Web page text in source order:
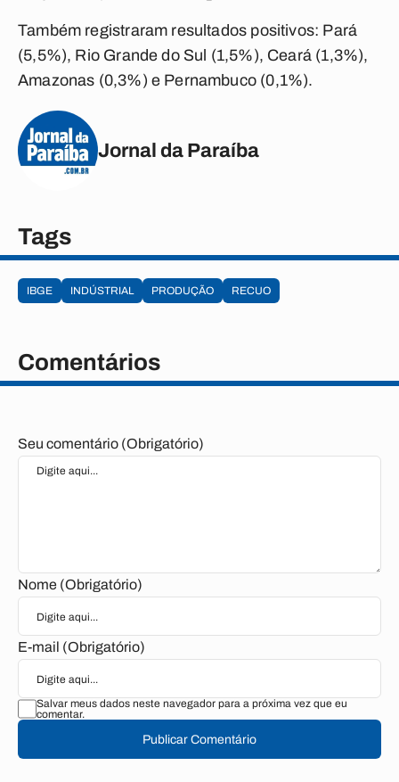
Também registraram resultados positivos: Pará
(5,5%), Rio Grande do Sul (1,5%), Ceará (1,3%),
Amazonas (0,3%) e Pernambuco (0,1%).
Jornal da Paraíba
Tags
IBGE INDÚSTRIAL PRODUÇÃO RECUO
Comentários
Seu comentário (Obrigatório)
Nome (Obrigatório)
E-mail (Obrigatório)
Salvar meus dados neste navegador para a próxima vez que eu
comentar.
Publicar Comentário